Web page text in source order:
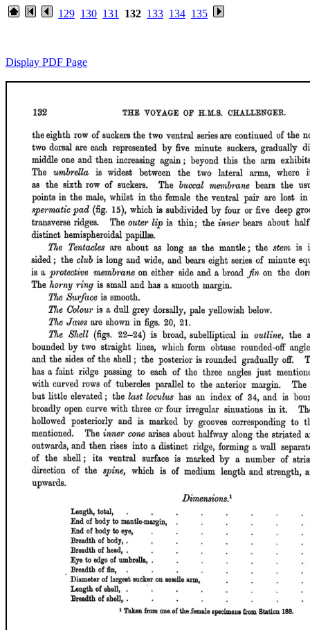
129 130 131 132 133 134 135
Display PDF Page